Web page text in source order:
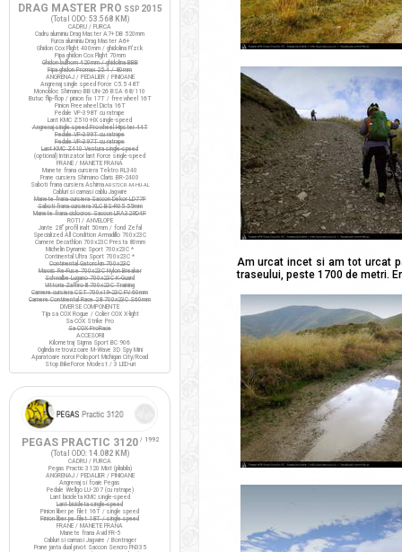
Am urcat incet si am tot urcat
traseului, peste 1700 de metri.
DRAG MASTER PRO SSP 2015
(Total ODO: 53.568 KM )
CADRU / FURCA
Cadru aluminiu Drag Master A7+ DB 520mm
Furca aluminiu Drag Master A6+
Ghidon Cox Flight 400mm / ghidolina Fi'zi:k
Pipa ghidon Cox Flight 70mm
Ghidon bullhorn 420mm / ghidolina BBB
Pipa ghidon Promax 25.4 / 80mm
ANGRENAJ / PEDALIER / PINIOANE
Angrenaj single speed Force C5.5 48T
Monobloc Shimano BB UN-26 BSA 68/110
Butuc flip-flop / pinion fix 17T / freewheel 16T
Pinion Freewheel Dicta 16T
Pedale VP-398T cu ratrape
Lant KMC Z510-HX single-speed
Angrenaj single speed Prowheel Hipster 44T
Pedale VP-399T cu ratrape
Pedale VP-397T cu ratrape
Lant KMC Z410 Ventura single-speed
(optional) Intinzator lant Force single-speed
FRANE / MANETE FRANA
Manete frana cursiera Tektro RL340
Frane cursiera Shimano Claris BR-2400
Saboti frana cursiera AshimaARS72CR-M-HU-AL
Cabluri si camasi cablu Jagwire
Manete frana cursiera Saccon Dekor LD77P
Saboti frana cursiera XLC BS-R05 55mm
Manete frana ciclocros Saccon LRA329D4P
ROTI / ANVELOPE
Jante 28" profil inalt 50mm / fond Zefal
Specialized All Condition Armadillo 700x23C
Camere Decathlon 700x23C Presta 80mm
Michelin Dynamic Sport 700x23C *
Continental Ultra Sport 700x23C *
Continental Gatorskin 700x23C
Maxxis Re-Fuse 700x23C Nylon Breaker
Schwalbe Lugano 700x23C K-Guard
Vittoria Zaffiro III 700x23C Training
Camere cursiera CST 700x19-23C FV 60mm
Camere Continental Race 28 700x23C S60mm
DIVERSE COMPONENTE
Tija sa COX Rogue / Colier COX X-light
Sa COX Strike Pro
Sa COX ProRace
ACCESORII
Kilometraj Sigma Sport BC 906
Oglinda retrovizoare M-Wave 3D Spy Mini
Aparatoare noroi Polisport Michigan City/Road
Stop BikeForce Modest / 3 LED-uri
PEGAS PRACTIC 3120/ 1992
(Total ODO: 14.082 KM )
CADRU / FURCA
Pegas Practic 3120 Mixt (pliabila)
ANGRENAJ / PEDALIER / PINIOANE
Angrenaj si foaie Pegas
Pedale Wellgo LU-207 (cu ratrape)
Lant bicicleta KMC single-speed
Lant bicicleta single-speed
Pinion liber pe filet 16T / single speed
Pinion liber pe filet 18T / single speed
FRANE / MANETE FRANA
Manete frana Avid FR-5
Cabluri si camasi Jagwire / Bontrager
Frane janta dual pivot Saccon Sencro FN335